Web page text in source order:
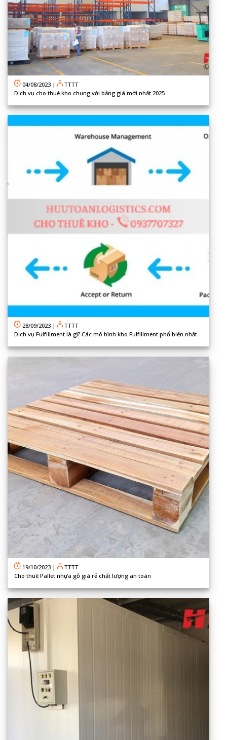
04/08/2023 |
TTTT
Dịch vụ cho thuê kho chung với bảng giá mới nhất 2025
28/09/2023 |
TTTT
Dịch vụ Fulfillment là gì? Các mô hình kho Fulfillment phổ biến nhất
19/10/2023 |
TTTT
Cho thuê Pallet nhựa gỗ giá rẻ chất lượng an toàn